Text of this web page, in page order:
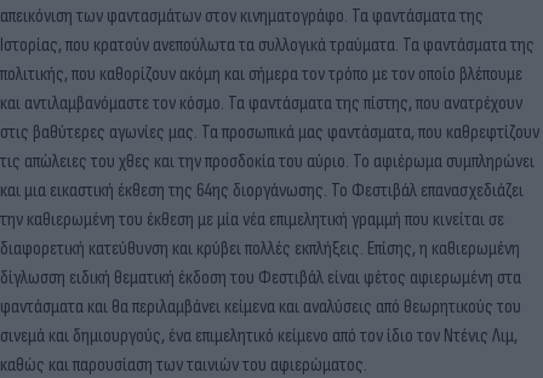
απεικόνιση των φαντασμάτων στον κινηματογράφο. Τα φαντάσματα της
Ιστορίας, που κρατούν ανεπούλωτα τα συλλογικά τραύματα. Τα φαντάσματα της
πολιτικής, που καθορίζουν ακόμη και σήμερα τον τρόπο με τον οποίο βλέπουμε
και αντιλαμβανόμαστε τον κόσμο. Τα φαντάσματα της πίστης, που ανατρέχουν
στις βαθύτερες αγωνίες μας. Τα προσωπικά μας φαντάσματα, που καθρεφτίζουν
τις απώλειες του χθες και την προσδοκία του αύριο. Το αφιέρωμα συμπληρώνει
και μια εικαστική έκθεση της 64ης διοργάνωσης. Το Φεστιβάλ επανασχεδιάζει
την καθιερωμένη του έκθεση με μία νέα επιμελητική γραμμή που κινείται σε
διαφορετική κατεύθυνση και κρύβει πολλές εκπλήξεις. Επίσης, η καθιερωμένη
δίγλωσση ειδική θεματική έκδοση του Φεστιβάλ είναι φέτος αφιερωμένη στα
φαντάσματα και θα περιλαμβάνει κείμενα και αναλύσεις από θεωρητικούς του
σινεμά και δημιουργούς, ένα επιμελητικό κείμενο από τον ίδιο τον Ντένις Λιμ,
καθώς και παρουσίαση των ταινιών του αφιερώματος.